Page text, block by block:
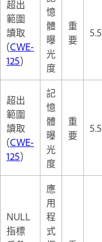
超出
範圍
讀取
(CWE-
125)
憶
體
曝
光
度
重
要
5.5
超出
範圍
讀取
(CWE-
125)
記
憶
體
曝
光
度
重
要
5.5
NULL
指標
應
用
程
式